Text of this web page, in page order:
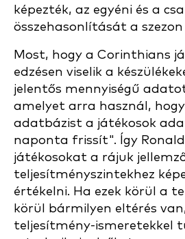
képezték, az egyéni és a
összehasonlítását a
Most, hogy a Corinthians
edzésen viselik a
jelentős mennyiségű
amelyet arra használ,
adatbázist a játékosok
naponta frissít". Így
játékosokat a rájuk
teljesítményszintekhez
értékelni. Ha ezek körül a
körül bármilyen eltérés
teljesítmény-ismeretekkel